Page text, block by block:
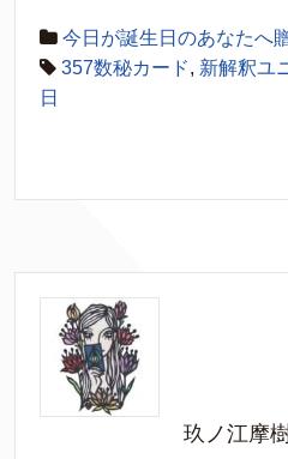
今日が誕生日のあなたへ
357数秘カード, 新解釈ユ
日
玖ノ江摩